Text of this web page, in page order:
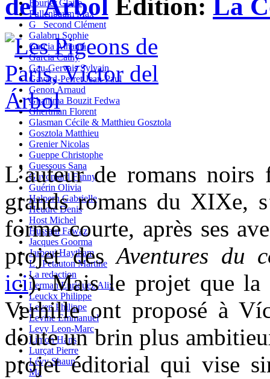
Fourier Claire
Fullenbaum Max
G_ Second Clément
Galabru Sophie
Garcia Alhama
Garcia Cathy
Gau-Gervais Sylvain
Gavard-Perret Jean-Paul
Genon Arnaud
Ghanima Bouzit Fedwa
Ghertman Florent
Glasman Cécile & Matthieu Gosztola
Gosztola Matthieu
Grenier Nicolas
Gueppe Christophe
Guessous Sana
Guyomard Fanny
Guérin Olivia
Halpern Gabrielle
Heudré Denis
Host Michel
Hussain Fawaz
Jacques Goorma
Jarboui Haytham
L_ Petauton Martine
La redaction
Lerman Enriquez Alix
Leuckx Philippe
Leven Philippe
Levine Emmanuel
Levy Leon-Marc
Limon Hans
Lurçat Pierre
Lévy Shaun
Ma
del ArbolEdition: La
L’auteur de romans noirs
grands romans du XIXe,
forme courte, après ses
projet desAventures du
ici). Mais le projet que la
Verhille ont proposé à
doute un brin plus
projet éditorial qui vise